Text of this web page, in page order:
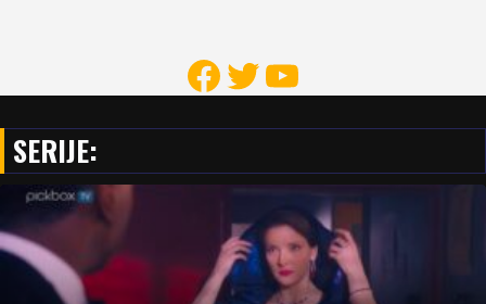
Facebook
Twitter
YouTube
SERIJE: